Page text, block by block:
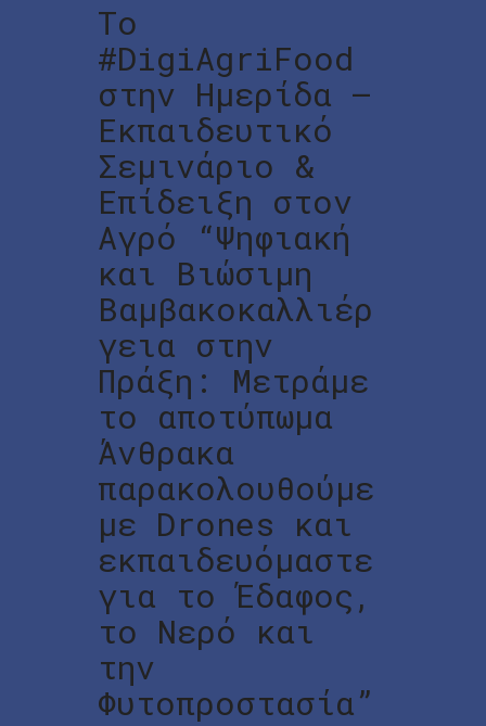
Το
#DigiAgriFood
στην Ημερίδα –
Εκπαιδευτικό
Σεμινάριο &
Επίδειξη στον
Αγρό “Ψηφιακή
και Βιώσιμη
Βαμβακοκαλλιέρ
γεια στην
Πράξη: Μετράμε
το αποτύπωμα
Άνθρακα
παρακολουθούμε
με Drones και
εκπαιδευόμαστε
για το Έδαφος,
το Νερό και
την
Φυτοπροστασία”